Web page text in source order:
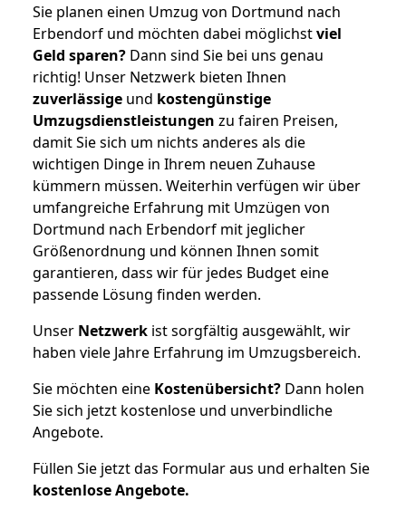
Sie planen einen Umzug von Dortmund nach
Erbendorf und möchten dabei möglichstviel
Geld sparen? Dann sind Sie bei uns genau
richtig! Unser Netzwerk bieten Ihnen
zuverlässige und kostengünstige
Umzugsdienstleistungen zu fairen Preisen,
damit Sie sich um nichts anderes als die
wichtigen Dinge in Ihrem neuen Zuhause
kümmern müssen. Weiterhin verfügen wir über
umfangreiche Erfahrung mit Umzügen von
Dortmund nach Erbendorf mit jeglicher
Größenordnung und können Ihnen somit
garantieren, dass wir für jedes Budget eine
passende Lösung finden werden.
Unser Netzwerk ist sorgfältig ausgewählt, wir
haben viele Jahre Erfahrung im Umzugsbereich.
Sie möchten eine Kostenübersicht? Dann holen
Sie sich jetzt kostenlose und unverbindliche
Angebote.
Füllen Sie jetzt das Formular aus und erhalten Sie
kostenloseAngebote.